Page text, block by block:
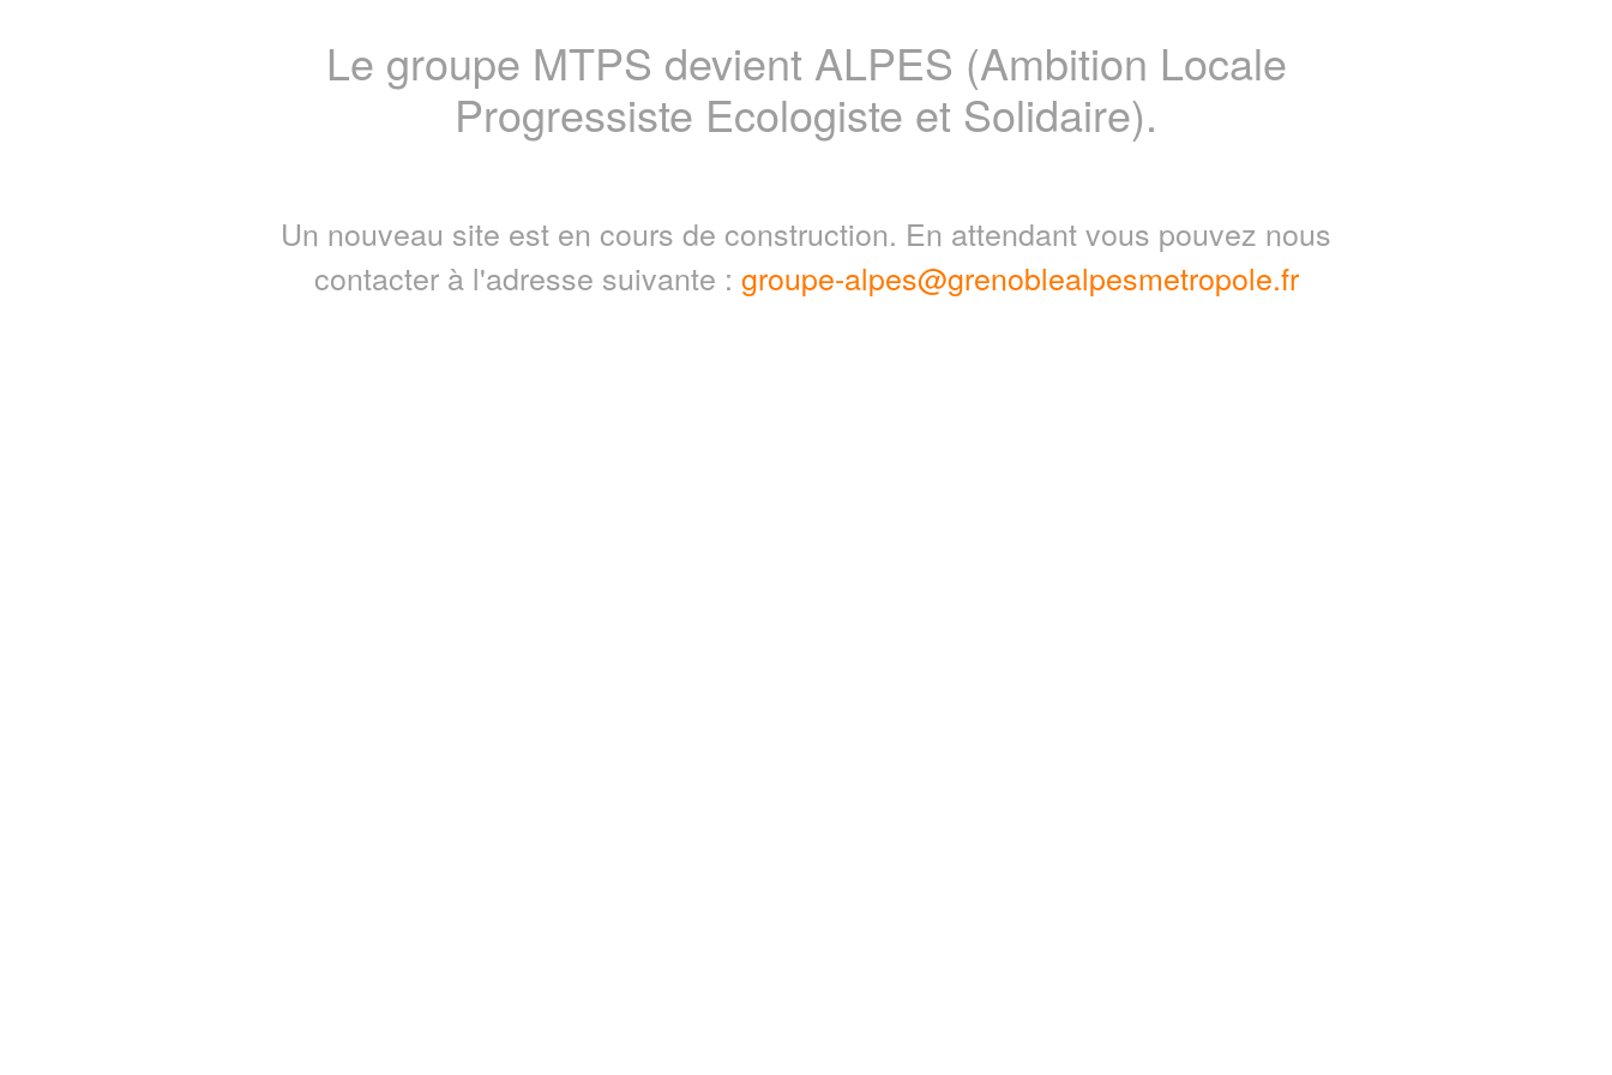
Le groupe MTPS devient ALPES (Ambition Locale
Progressiste Ecologiste et Solidaire).
Un nouveau site est en cours de construction. En attendant vous pouvez nous
contacter à l'adresse suivante : groupe-alpes@grenoblealpesmetropole.fr